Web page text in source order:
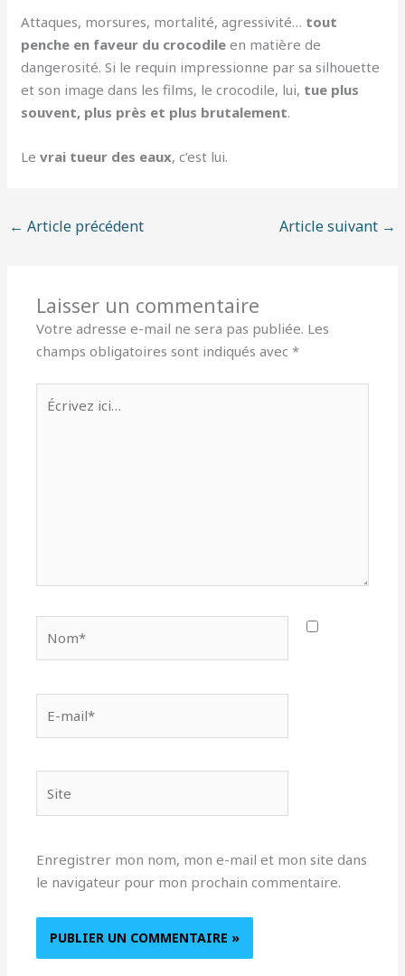
Attaques, morsures, mortalité, agressivité… tout
penche en faveur du crocodile en matière de
dangerosité. Si le requin impressionne par sa silhouette
et son image dans les films, le crocodile, lui, tue plus
souvent, plus près et plus brutalement.
Levrai tueur des eaux, c’est lui.
← Article précédent Article suivant →
Laisser un commentaire
Votre adresse e-mail ne sera pas publiée. Les
champs obligatoires sont indiqués avec*
ici…
mail*
Enregistrer mon nom, mon e-mail et mon site dans
le navigateur pour mon prochain commentaire.